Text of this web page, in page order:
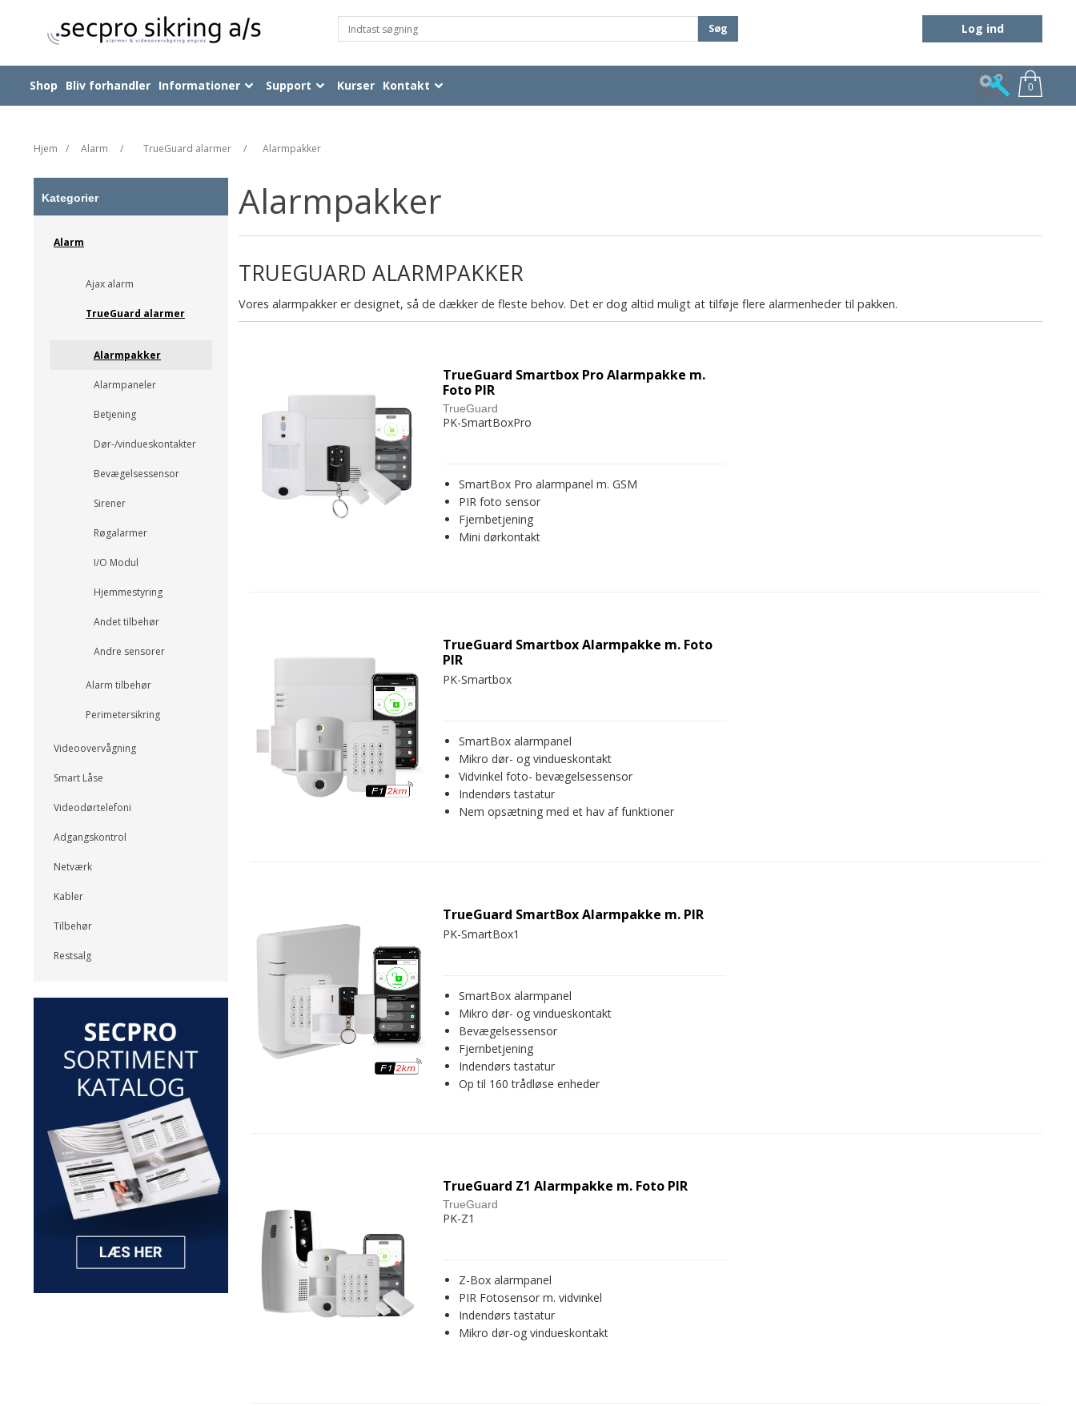
Søg Log ind
0
Shop Bliv forhandler Informationer Support Kurser Kontakt
Hjem / Alarm / TrueGuard alarmer / Alarmpakker
Kategorier
Alarm
Ajax alarm
TrueGuard alarmer
Alarmpakker
Alarmpaneler
Betjening
Dør-/vindueskontakter
Bevægelsessensor
Sirener
Røgalarmer
I/O Modul
Hjemmestyring
Andet tilbehør
Andre sensorer
Alarm tilbehør
Perimetersikring
Videoovervågning
Smart Låse
Videodørtelefoni
Adgangskontrol
Netværk
Kabler
Tilbehør
Restsalg
Alarmpakker
TRUEGUARD ALARMPAKKER
Vores alarmpakker er designet, så de dækker de fleste behov. Det er dog altid muligt at tilføje flere alarmenheder til pakken.
TrueGuard Smartbox Pro Alarmpakke m.
Foto PIR
TrueGuard
PK-SmartBoxPro
SmartBox Pro alarmpanel m. GSM
PIR foto sensor
Fjernbetjening
Mini dørkontakt
TrueGuard Smartbox Alarmpakke m. Foto
PIR
PK-Smartbox
SmartBox alarmpanel
Mikro dør- og vindueskontakt
Vidvinkel foto- bevægelsessensor
Indendørs tastatur
Nem opsætning med et hav af funktioner
TrueGuard SmartBox Alarmpakke m. PIR
PK-SmartBox1
SmartBox alarmpanel
Mikro dør- og vindueskontakt
Bevægelsessensor
Fjernbetjening
Indendørs tastatur
Op til 160 trådløse enheder
TrueGuard Z1 Alarmpakke m. Foto PIR
TrueGuard
PK-Z1
Z-Box alarmpanel
PIR Fotosensor m. vidvinkel
Indendørs tastatur
Mikro dør-og vindueskontakt